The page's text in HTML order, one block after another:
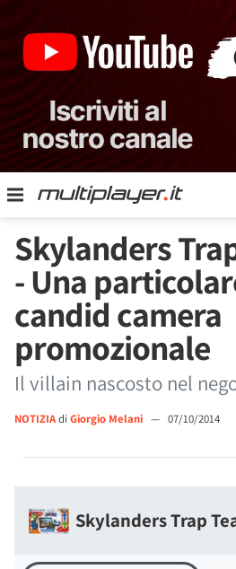
Skylanders
- Una
candid camera
promozionale
Il villain nascosto nel
NOTIZIAdi Giorgio Melani — 07/10/2014
Skylanders Trap